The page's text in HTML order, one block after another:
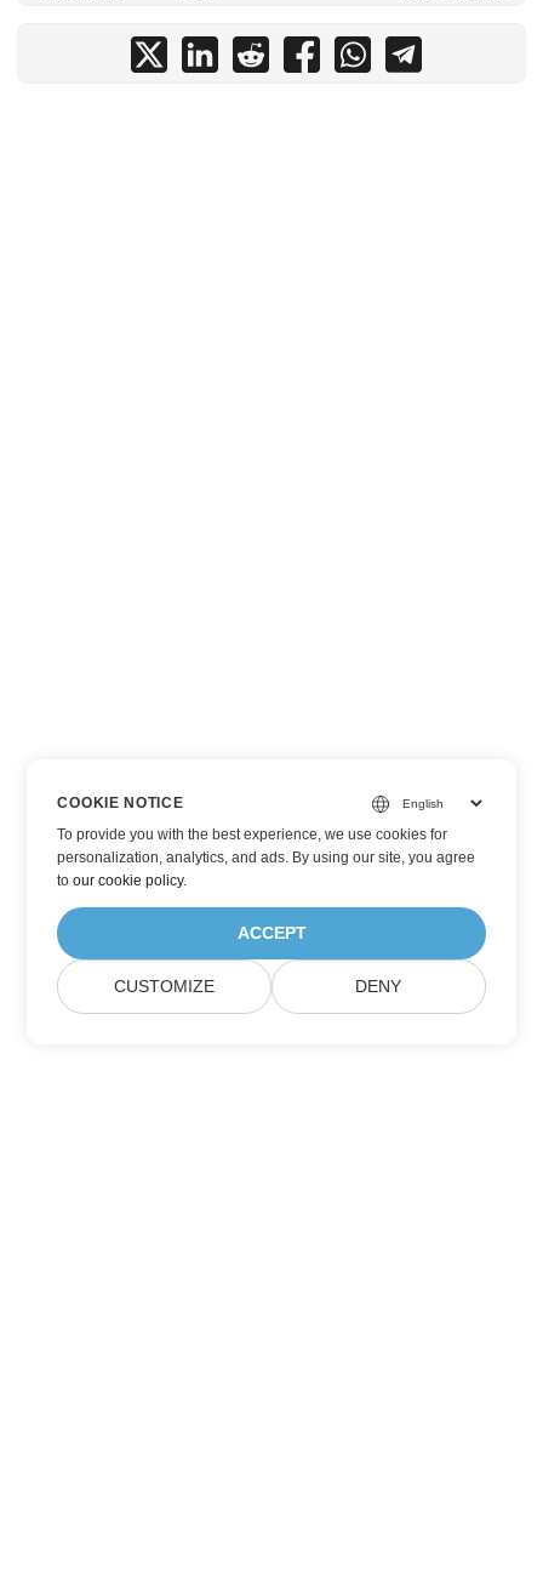
COOKIE NOTICE
To provide you with the best experience, we use cookies for
personalization, analytics, and ads. By using our site, you agree
toour cookie policy.
ACCEPT
CUSTOMIZE DENY